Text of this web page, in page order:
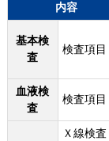
内容
基本検
査
検査項目
血液検
査
検査項目
Ｘ線検査